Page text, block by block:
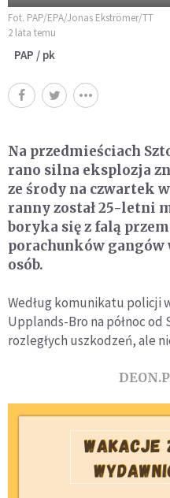
Fot. PAP/EPA/Jonas Ekströmer/TT
2 lata temu
PAP / pk
Na przedmieściach
rano silna eksplozja
ze środy na czwartek
ranny został 25-letni
boryka się z falą
porachunków gangów
osób.
Według komunikatu policji
Upplands-Bro na północ
rozległych uszkodzeń, ale